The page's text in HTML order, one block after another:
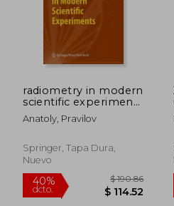
radiometry in modern
scientific experiments
(en Inglés)
Anatoly, Pravilov
Springer, Tapa Dura,
Nuevo